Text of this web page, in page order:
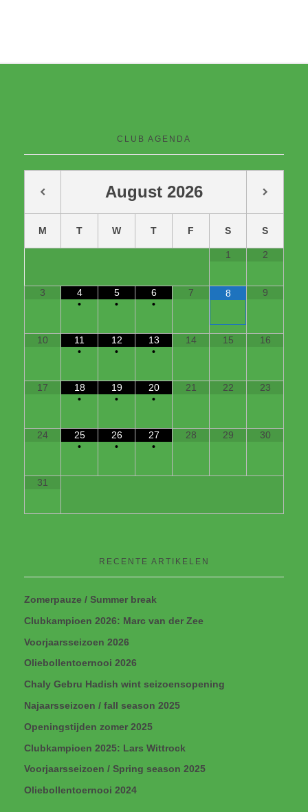
CLUB AGENDA
August 2026
M T W T F S S
1 2
3
4
•
5
•
6
•
7 8 9
10
11
•
12
•
13
•
14 15 16
17
18
•
19
•
20
•
21 22 23
24
25
•
26
•
27
•
28 29 30
31
RECENTE ARTIKELEN
Zomerpauze / Summer break
Clubkampioen 2026: Marc van der Zee
Voorjaarsseizoen 2026
Oliebollentoernooi 2026
Chaly Gebru Hadish wint seizoensopening
Najaarsseizoen / fall season 2025
Openingstijden zomer 2025
Clubkampioen 2025: Lars Wittrock
Voorjaarsseizoen / Spring season 2025
Oliebollentoernooi 2024